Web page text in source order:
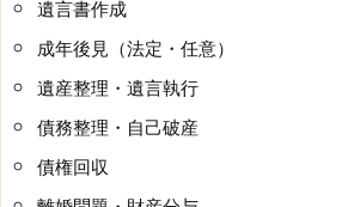
遺言書作成
成年後見（法定・任意）
遺産整理・遺言執行
債務整理・自己破産
債権回収